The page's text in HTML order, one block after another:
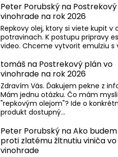
Peter Porubský na
vinohrade na rok 2026
Repkovy olej, ktory si viete kupit v
potravinach. K postupu pripravy
video. Chceme vytvorit emulziu s
tomáš na Postrekový plán vo
vinohrade na rok 2026
Zdravím Vás. Ďakujem pekne z
Mám jednu otázku. Čo mám
"repkovým olejom"? Ide o
produkt dostupný…
Peter Porubský naAko
proti zlatému žltnutiu viniča
vinohrade